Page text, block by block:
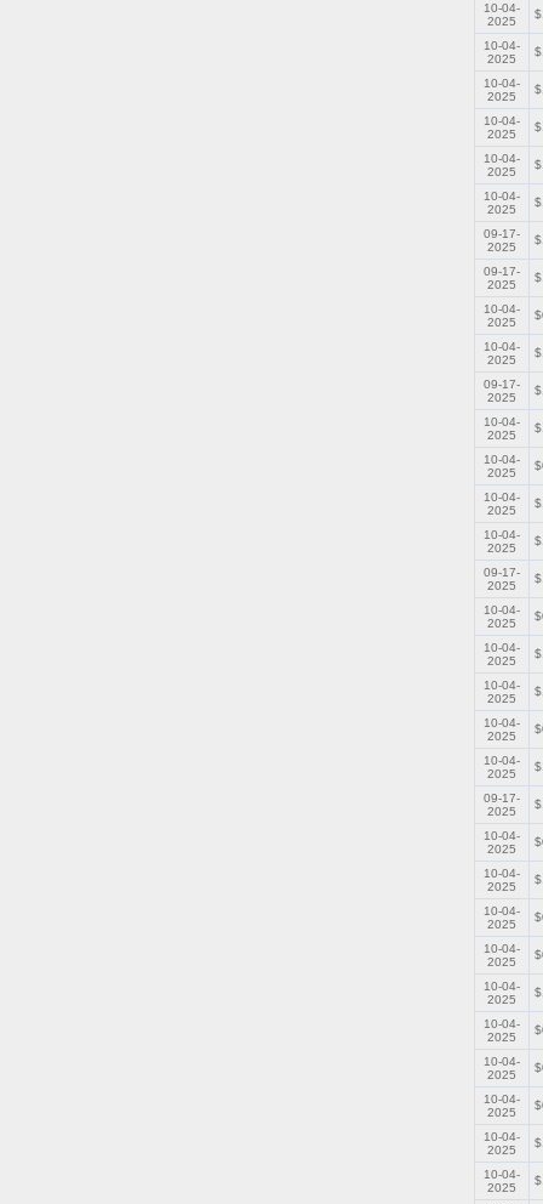
10-04-
2025
10-04-
2025
10-04-
2025
10-04-
2025
10-04-
2025
10-04-
2025
09-17-
2025
09-17-
2025
10-04-
2025
10-04-
2025
09-17-
2025
10-04-
2025
10-04-
2025
10-04-
2025
10-04-
2025
09-17-
2025
10-04-
2025
10-04-
2025
10-04-
2025
10-04-
2025
10-04-
2025
09-17-
2025
10-04-
2025
10-04-
2025
10-04-
2025
10-04-
2025
10-04-
2025
10-04-
2025
10-04-
2025
10-04-
2025
10-04-
2025
10-04-
2025